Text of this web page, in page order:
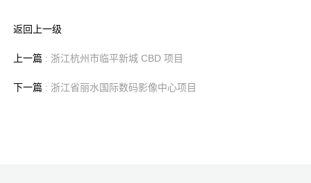
返回上一级
上一篇 : 浙江杭州市临平新城 CBD 项目
下一篇 : 浙江省丽水国际数码影像中心项目